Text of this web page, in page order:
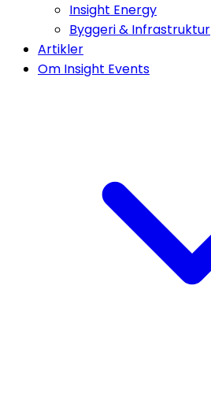
Insight Energy
Byggeri & Infrastruktur
Artikler
Om Insight Events